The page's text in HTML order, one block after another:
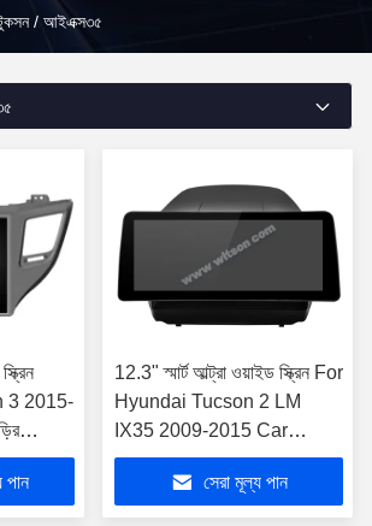
টুকসন / আইএক্স৩৫
3 2015-
পান
12.3" স্মার্ট আল্ট্রা ওয়াইড স্ক্রিন For
Hyundai Tucson 2 LM
IX35 2009-2015 Car
QLED Multimedia Stereo
সেরা মূল্য পান